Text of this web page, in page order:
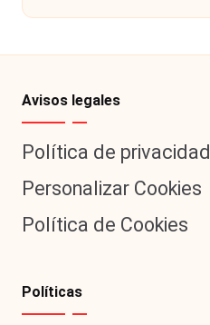
Avisos legales
Política de privacidad
Personalizar Cookies
Política de Cookies
Políticas